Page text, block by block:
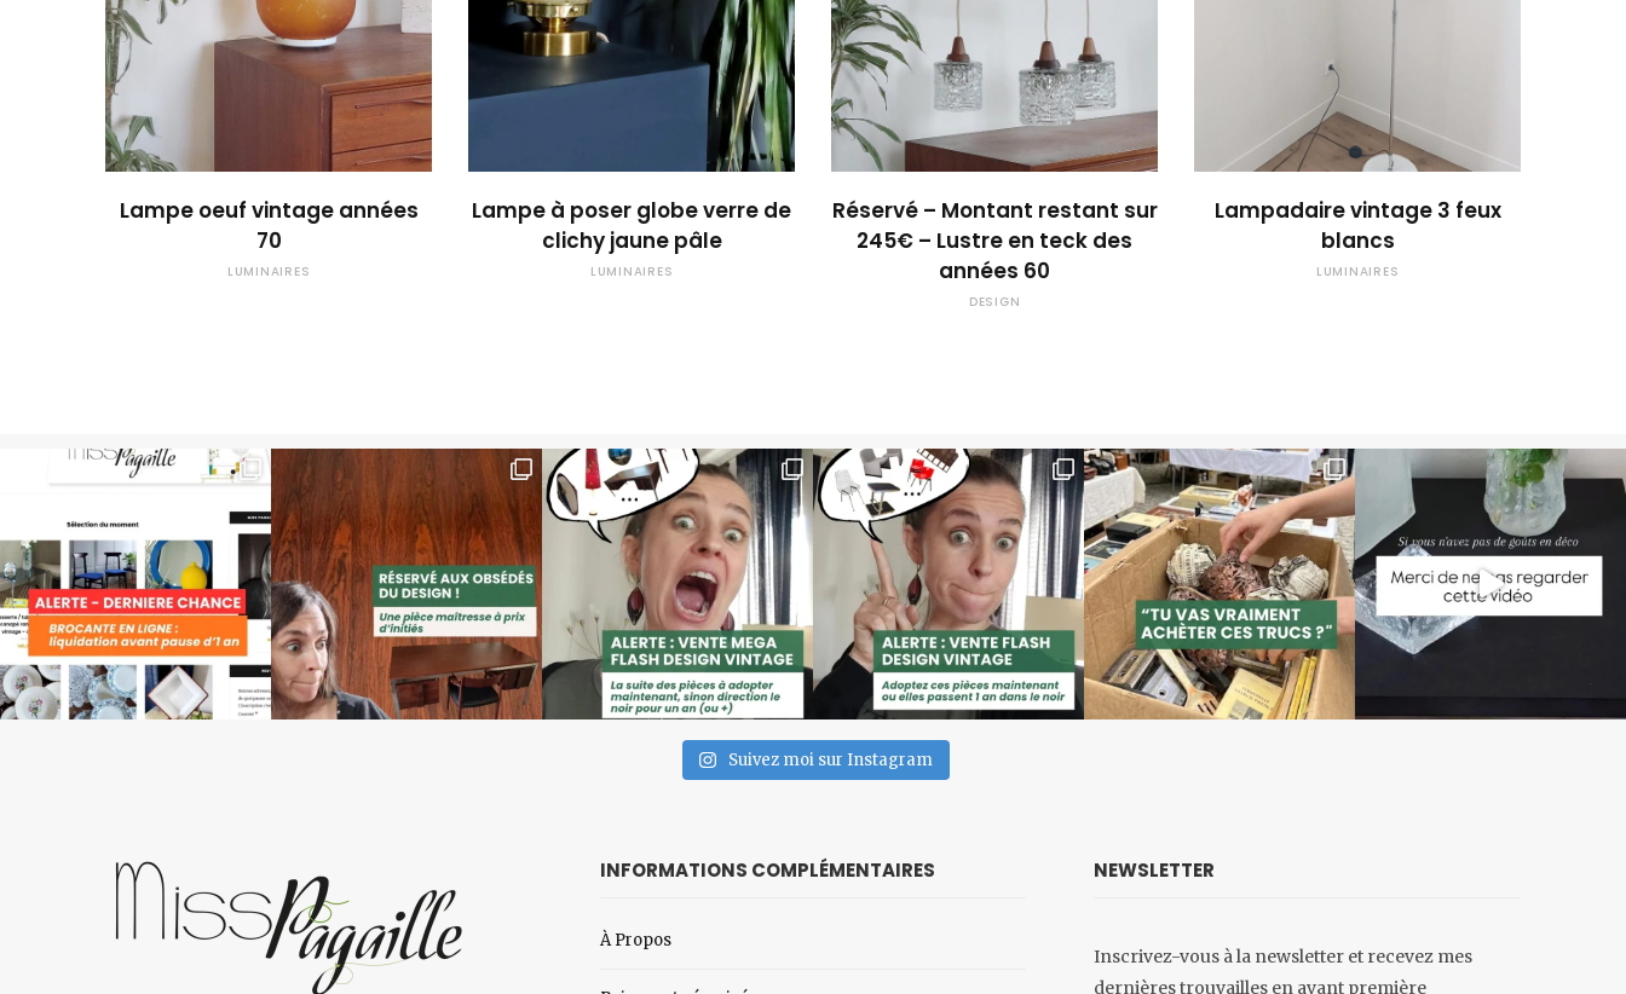
Lampe oeuf vintage années
70
LUMINAIRES
Lampe à poser globe verre de
clichy jaune pâle
LUMINAIRES
Réservé – Montant restant sur
245€ – Lustre en teck des
années 60
DESIGN
Lampadaire vintage 3 feux
blancs
LUMINAIRES
Suivez moi sur Instagram
INFORMATIONS COMPLÉMENTAIRES
À Propos
NEWSLETTER
Inscrivez-vous à la newsletter et recevez mes
dernières trouvailles en avant première